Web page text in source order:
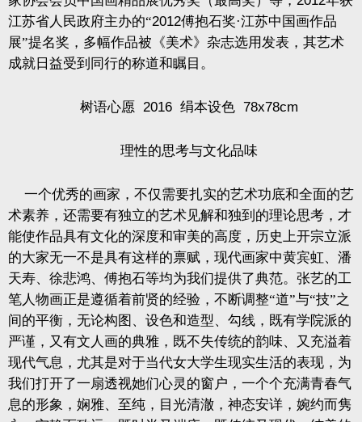
江苏省人民政府主办的“2012傅抱石奖·江苏中国画作品
展”提名奖，多幅作品被《美术》杂志选用发表，其艺术
成就日益受到同行的称道和瞩目。
树语心愿 2016 绢本设色 78x78cm
理性的思考与文化品味
一个优秀的画家，不仅需要扎实的艺术功底和全面的艺
术素养，还需要有独立的艺术见解和独到的理论思考，才
能使作品具有文化的深度和审美的高度，历史上开宗立派
的大家无一不是具有这样的禀赋，现代画家中黄宾虹、潘
天寿、徐悲鸿、傅抱石等均为我们提供了典范。张艺的工
笔人物画正是遵循着前贤的经验，不断调整“道”与“技”之
间的平衡，无论构图、设色和造型、勾线，既有学院派的
严谨，又有文人画的典雅，既不失传统的韵味、又充溢着
现代气息，尤其是对于当代女大学生现实生活的表现，为
我们打开了一扇透视她们心灵的窗户，一个个充满青春气
息的形象，娴雅、至纯，目光清澈，神态安详，婉约而隽